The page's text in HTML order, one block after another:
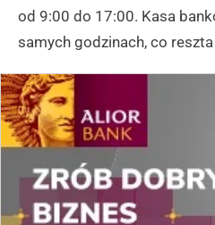
od 9:00 do 17:00. Kasa
samych godzinach, co